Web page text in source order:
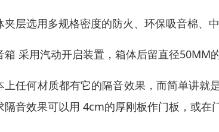
夹层选用多规格密度的防火、环保吸音棉、中
箱 采用汽动开启装置，箱体后留直径50MM
上任何材质都有它的隔音效果，而简单讲就
隔音效果可以用 4cm的厚刚板作门板，或在